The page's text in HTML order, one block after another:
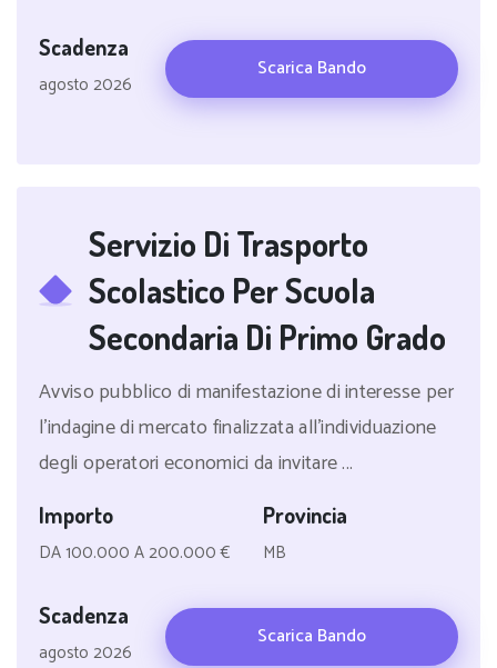
Scadenza
agosto 2026
Scarica Bando
Servizio Di Trasporto
Scolastico Per Scuola
Secondaria Di Primo Grado
Avviso pubblico di manifestazione di interesse per
l'indagine di mercato finalizzata all'individuazione
degli operatori economici da invitare ...
Importo
DA 100.000 A 200.000 €
Provincia
MB
Scadenza
agosto 2026
Scarica Bando